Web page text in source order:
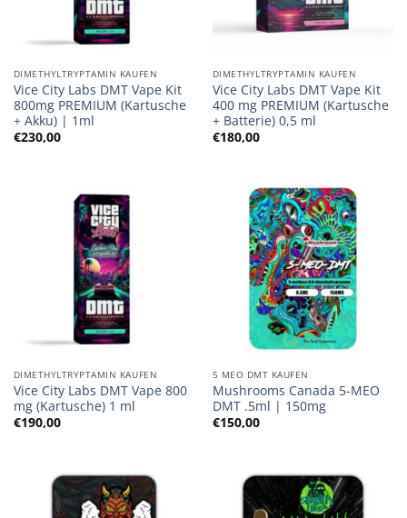
DIMETHYLTRYPTAMIN KAUFEN
Vice City Labs DMT Vape Kit
800mg PREMIUM (Kartusche
+ Akku) | 1ml
€230,00
DIMETHYLTRYPTAMIN KAUFEN
Vice City Labs DMT Vape Kit
400 mg PREMIUM (Kartusche
+ Batterie) 0,5 ml
€180,00
DIMETHYLTRYPTAMIN KAUFEN
Vice City Labs DMT Vape 800
mg (Kartusche) 1 ml
€190,00
5 MEO DMT KAUFEN
Mushrooms Canada 5-MEO
DMT .5ml | 150mg
€150,00